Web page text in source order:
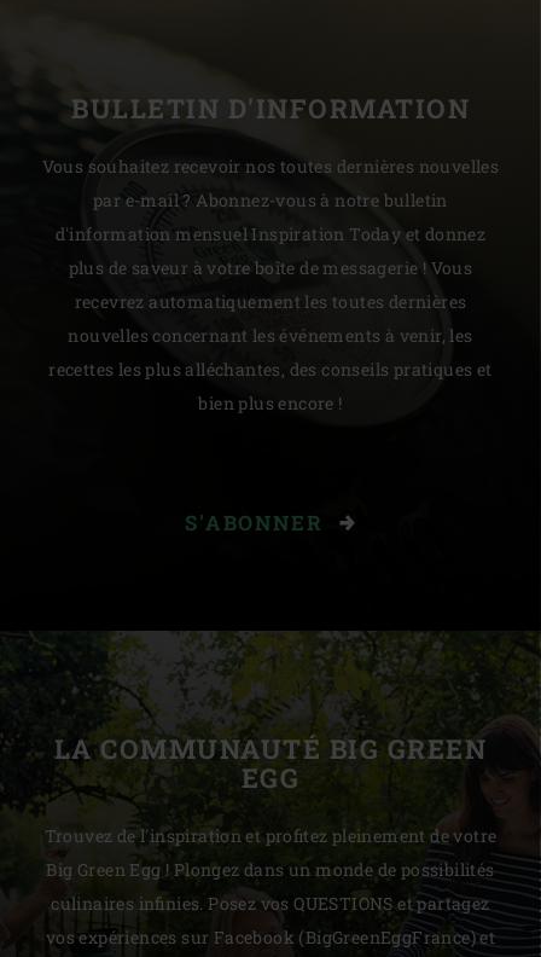
BULLETIN D'INFORMATION
Vous souhaitez recevoir nos toutes dernières nouvelles
par e-mail ? Abonnez-vous à notre bulletin
d'information mensuel Inspiration Today et donnez
plus de saveur à votre boîte de messagerie ! Vous
recevrez automatiquement les toutes dernières
nouvelles concernant les événements à venir, les
recettes les plus alléchantes, des conseils pratiques et
bien plus encore !
S'ABONNER
LA COMMUNAUTÉ BIG GREEN
EGG
Trouvez de l'inspiration et profitez pleinement de votre
Big Green Egg ! Plongez dans un monde de possibilités
culinaires infinies. Posez vos QUESTIONS et partagez
vos expériences sur Facebook (BigGreenEggFrance) et